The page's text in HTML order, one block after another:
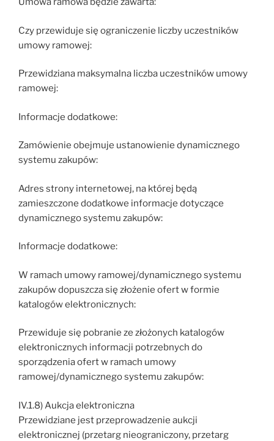
Czy przewiduje się ograniczenie liczby uczestników
umowy ramowej:
Przewidziana maksymalna liczba uczestników umowy
ramowej:
Informacje dodatkowe:
Zamówienie obejmuje ustanowienie dynamicznego
systemu zakupów:
Adres strony internetowej, na której będą
zamieszczone dodatkowe informacje dotyczące
dynamicznego systemu zakupów:
Informacje dodatkowe:
W ramach umowy ramowej/dynamicznego systemu
zakupów dopuszcza się złożenie ofert w formie
katalogów elektronicznych:
Przewiduje się pobranie ze złożonych katalogów
elektronicznych informacji potrzebnych do
sporządzenia ofert w ramach umowy
ramowej/dynamicznego systemu zakupów:
IV.1.8) Aukcja elektroniczna
Przewidziane jest przeprowadzenie aukcji
elektronicznej (przetarg nieograniczony, przetarg